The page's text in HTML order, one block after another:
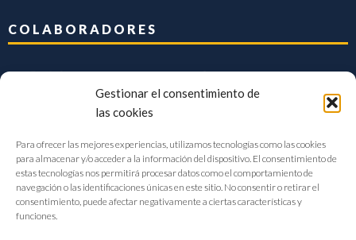
Gestionar el consentimiento de
las cookies
Para ofrecer las mejores experiencias, utilizamos tecnologías como las cookies
para almacenar y/o acceder a la información del dispositivo. El consentimiento de
estas tecnologías nos permitirá procesar datos como el comportamiento de
navegación o las identificaciones únicas en este sitio. No consentir o retirar el
consentimiento, puede afectar negativamente a ciertas características y
funciones.
COLABORADORES